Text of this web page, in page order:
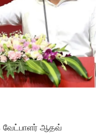
வேட்பாளர் ஆதவ்